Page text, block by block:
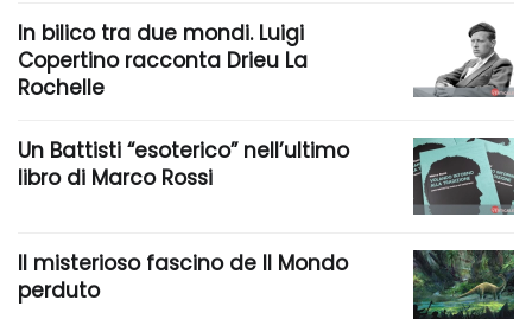
In bilico tra due mondi. Luigi
Copertino racconta Drieu La
Rochelle
Un Battisti “esoterico” nell’ultimo
libro di Marco Rossi
Il misterioso fascino de Il Mondo
perduto